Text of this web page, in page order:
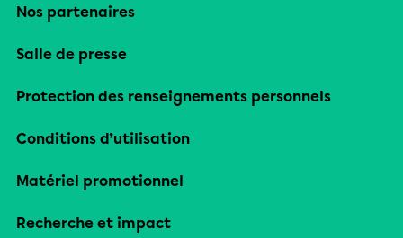
Nos partenaires
Salle de presse
Protection des renseignements personnels
Conditions d’utilisation
Matériel promotionnel
Recherche et impact